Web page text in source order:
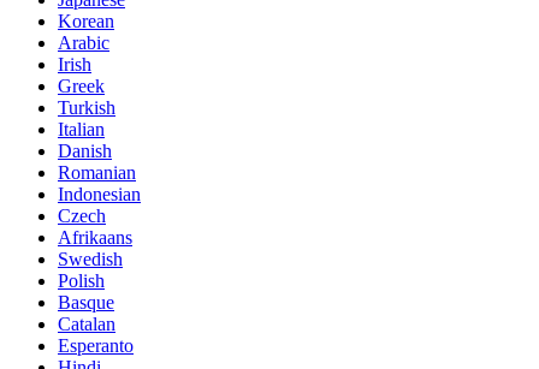
Korean
Arabic
Irish
Greek
Turkish
Italian
Danish
Romanian
Indonesian
Czech
Afrikaans
Swedish
Polish
Basque
Catalan
Esperanto